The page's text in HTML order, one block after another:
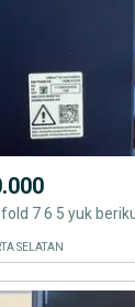
SELATAN